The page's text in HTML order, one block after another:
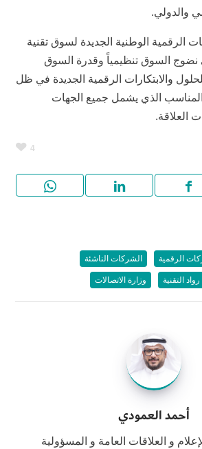
والدولي.
الوطنية الجديدة لسوق تقنية
نضوج السوق تنظيمياً وقدرة السوق
والابتكارات الرقمية الجديدة في ظل
المناسب الذي يشمل جميع الجهات
العلاقة.
4
الرقمية الشركات الناشئة
رواد التقنية وزارة الاتصالات
أحمد العمودي
و العلاقات العامة و المسؤولية